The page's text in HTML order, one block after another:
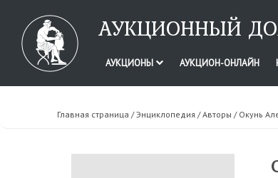
АУКЦИОННЫЙ
АУКЦИОНЫ АУКЦИОН-ОНЛАЙН
Главная страница /Энциклопедия /Авторы / Окунь